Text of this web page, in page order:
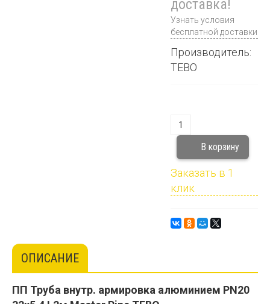
доставка!
Узнать условия
бесплатной доставки
Производитель:
TEBO
Заказать в 1
клик
ОПИСАНИЕ
ПП Труба внутр. армировка алюминием PN20